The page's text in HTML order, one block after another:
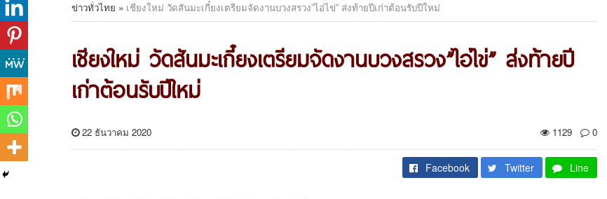
ข่าวทั่วไทย » เชียงใหม่ วัดสันมะเกี๋ยงเตรียมจัดงานบวงสรวง”ไอ่ไข่” ส่งท้ายปีเก่าต้อนรับปีใหม่
เชียงใหม่ วัดสันมะเกี๋ยงเตรียมจัดงานบวงสรวง”ไอ่ไข่” ส่งท้ายปี
เก่าต้อนรับปีใหม่
22 ธันวาคม 2020 1129 0
Facebook Twitter Line